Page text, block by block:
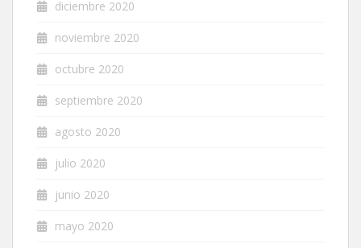
diciembre 2020
noviembre 2020
octubre 2020
septiembre 2020
agosto 2020
julio 2020
junio 2020
mayo 2020